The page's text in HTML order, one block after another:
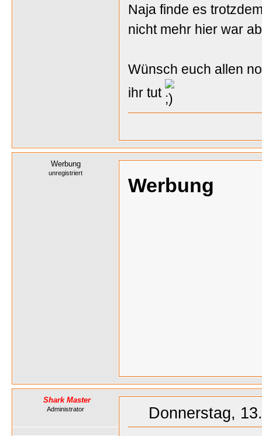
Naja finde es
nicht mehr hier war
Wünsch euch allen
ihr tut
Werbung
unregistriert
Werbung
Shark Master
Administrator Donnerstag,